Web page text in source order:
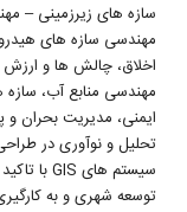
سازه های زیرزمینی –
مهندسی سازه های
اخلاق، چالش ها و
مهندسی منابع آب،
ایمنی، مدیریت بحران و
تحلیل و نوآوری در
سیستم های GIS با تاکید بر کاربرد آنها در مهندسی عمران
توسعه شهری و به